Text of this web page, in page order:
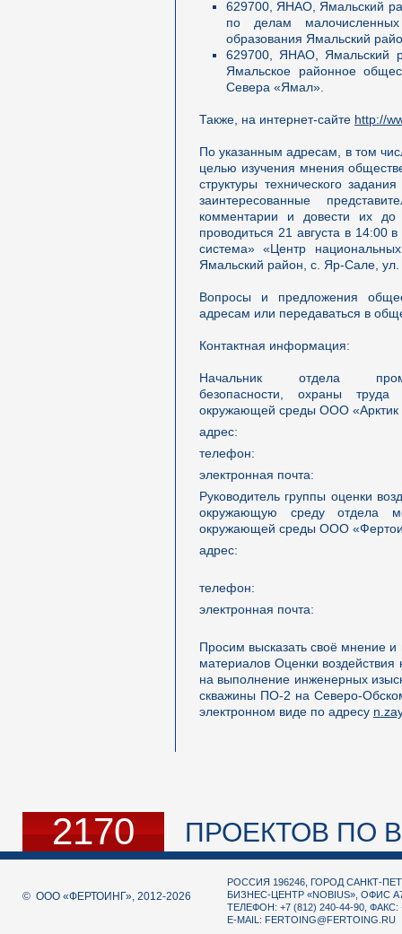
629700, ЯНАО, Ямальский
по делам
образования Ямальский
629700, ЯНАО, Ямальский
Ямальское районное
Севера «Ямал».
Также, на интернет-сайте http://
По указанным адресам, в том
целью изучения мнения
структуры технического
заинтересованные
комментарии и довести их до
проводиться 21 августа в
система» «Центр
Ямальский район, с. Яр-Сале,
Вопросы и предложения
адресам или передаваться в
Контактная информация:
Начальник отдела
безопасности, охраны
окружающей среды ООО
адрес:
телефон:
электронная почта:
Руководитель группы оценки
окружающую среду отдела
окружающей среды ООО
адрес:
телефон:
электронная почта:
Просим высказать своё мнение
материалов Оценки
на выполнение инженерных
скважины ПО-2 на Северо-
электронном виде по адресу
2170 ПРОЕКТОВ ПО
© ООО «ФЕРТОИНГ», 2012-2026
РОССИЯ 196246, ГОРОД САНКТ-
БИЗНЕС-ЦЕНТР «NOBIUS», ОФИС
ТЕЛЕФОН: +7 (812) 240-44-90, ФАКС:
E-MAIL: FERTOING@FERTOING.RU